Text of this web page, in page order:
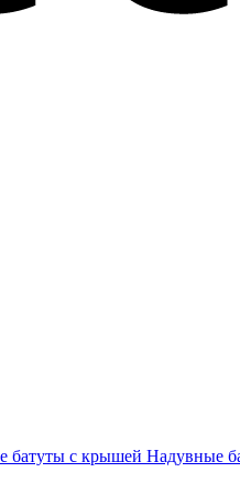
батуты с крышей Надувные